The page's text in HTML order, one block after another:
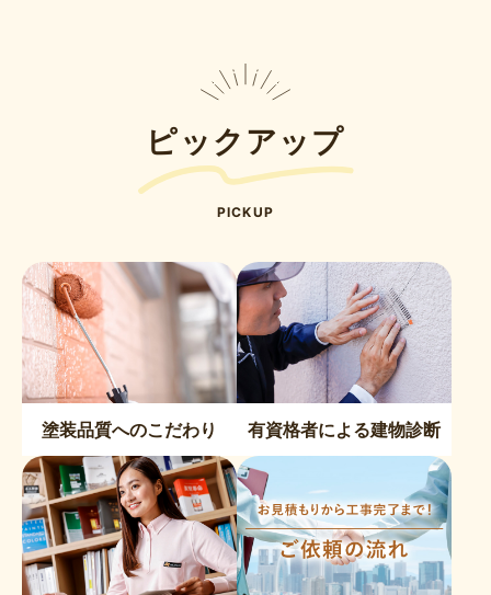
ピックアップ
PICKUP
塗装品質へのこだわり 有資格者による建物診断